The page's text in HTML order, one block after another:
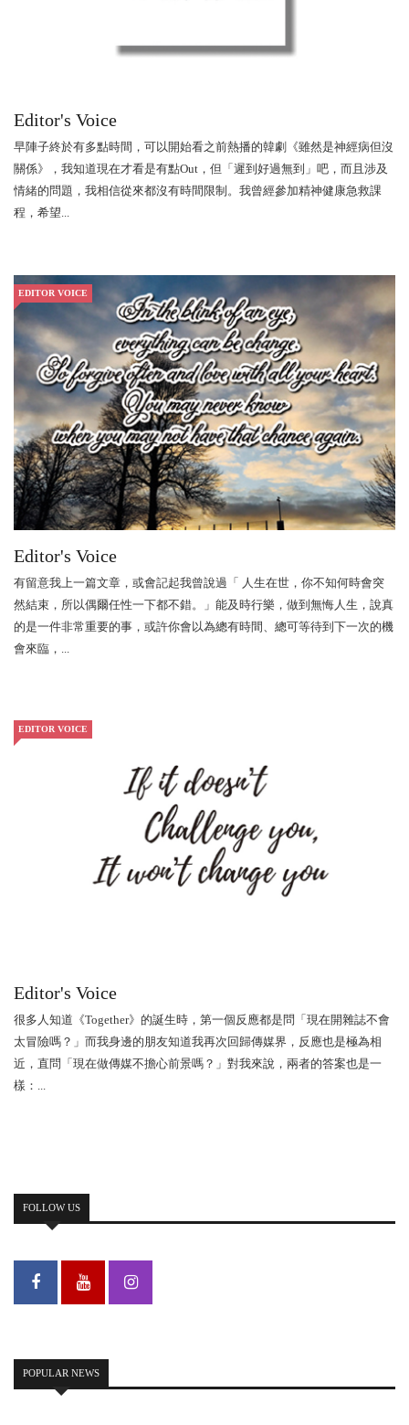
Editor's Voice
早陣子終於有多點時間，可以開始看之前熱播的韓劇《雖然是神經病但沒
關係》，我知道現在才看是有點Out，但「遲到好過無到」吧，而且涉及
情緒的問題，我相信從來都沒有時間限制。我曾經參加精神健康急救課
程，希望...
EDITOR VOICE
Editor's Voice
有留意我上一篇文章，或會記起我曾說過「 人生在世，你不知何時會突
然結束，所以偶爾任性一下都不錯。」能及時行樂，做到無悔人生，說真
的是一件非常重要的事，或許你會以為總有時間、總可等待到下一次的機
會來臨，...
EDITOR VOICE
Editor's Voice
很多人知道《Together》的誕生時，第一個反應都是問「現在開雜誌不會
太冒險嗎？」而我身邊的朋友知道我再次回歸傳媒界，反應也是極為相
近，直問「現在做傳媒不擔心前景嗎？」對我來說，兩者的答案也是一
樣：...
FOLLOW US
POPULAR NEWS